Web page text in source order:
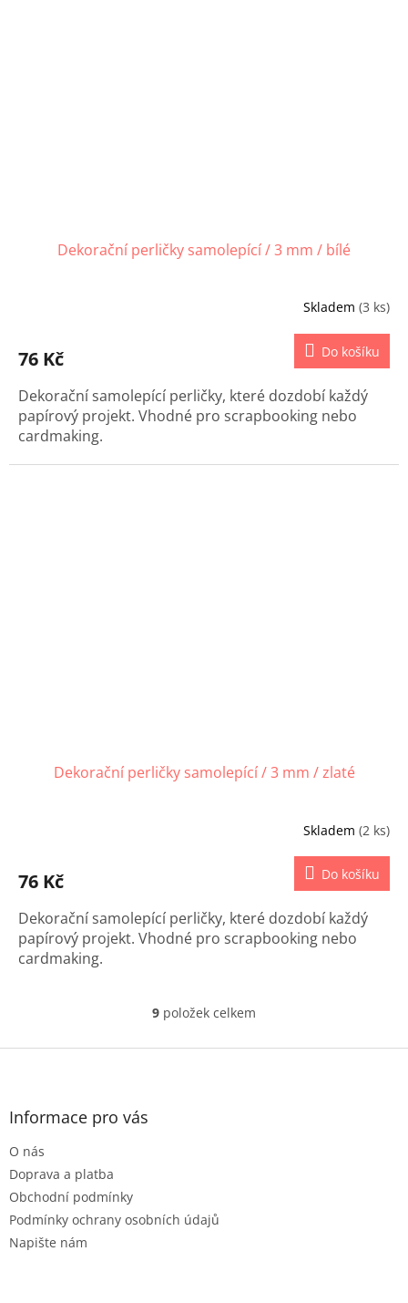
Dekorační perličky samolepící / 3 mm / bílé
Skladem (3 ks)
76 Kč Do košíku
Dekorační samolepící perličky, které dozdobí každý
papírový projekt. Vhodné pro scrapbooking nebo
cardmaking.
Dekorační perličky samolepící / 3 mm / zlaté
Skladem (2 ks)
76 Kč Do košíku
Dekorační samolepící perličky, které dozdobí každý
papírový projekt. Vhodné pro scrapbooking nebo
cardmaking.
O
l
k
y
9 položek celkem
Z
Informace pro vás
O nás
Doprava a platba
Obchodní podmínky
Podmínky ochrany osobních údajů
Napište nám